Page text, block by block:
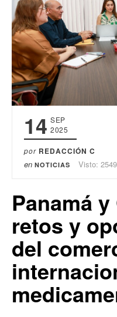
14 SEP
2025
por REDACCIÓN C
en NOTICIAS Visto: 2549
Panamá
retos y
del